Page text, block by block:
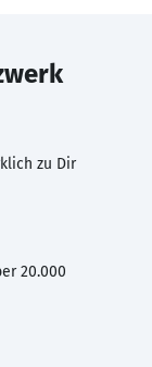
zu Dir
20.000